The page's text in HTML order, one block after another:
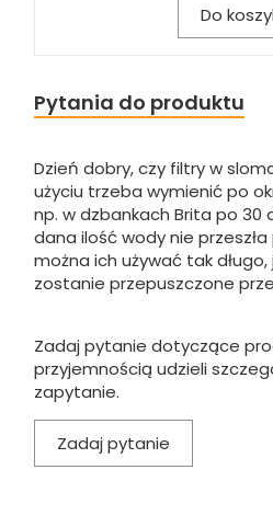
Do
Pytania do produktu
Dzień dobry, czy filtry w
użyciu trzeba wymienić po
np. w dzbankach Brita po 30
dana ilość wody nie
można ich używać tak długo,
zostanie przepuszczone
Zadaj pytanie dotyczące
przyjemnością udzieli
zapytanie.
Zadaj pytanie